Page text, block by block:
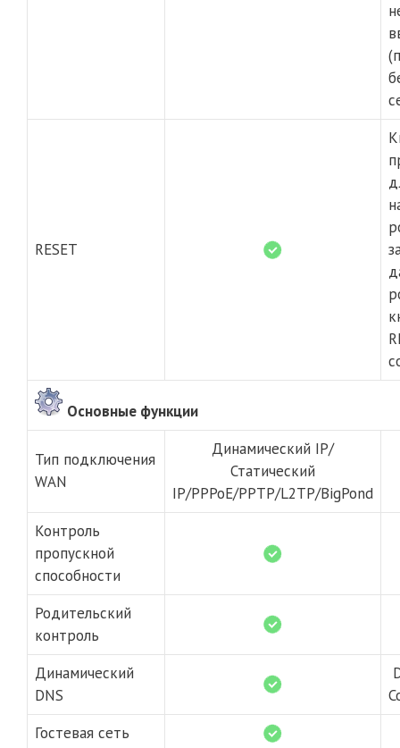
RESET
Основные функции
Тип подключения
WAN
Динамический IP/
Статический
IP/PPPoE/PPTP/L2TP/BigPond
Контроль
пропускной
способности
Родительский
контроль
Динамический
DNS
Гостевая сеть